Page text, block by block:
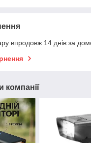
впродовж 14 днів за
компанії